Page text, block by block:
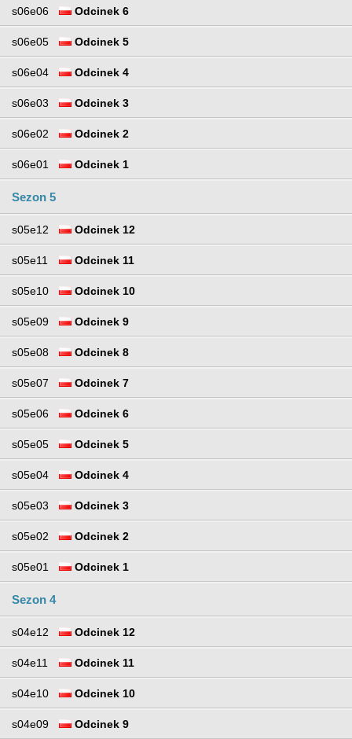
s06e06 Odcinek 6
s06e05 Odcinek 5
s06e04 Odcinek 4
s06e03 Odcinek 3
s06e02 Odcinek 2
s06e01 Odcinek 1
Sezon 5
s05e12 Odcinek 12
s05e11 Odcinek 11
s05e10 Odcinek 10
s05e09 Odcinek 9
s05e08 Odcinek 8
s05e07 Odcinek 7
s05e06 Odcinek 6
s05e05 Odcinek 5
s05e04 Odcinek 4
s05e03 Odcinek 3
s05e02 Odcinek 2
s05e01 Odcinek 1
Sezon 4
s04e12 Odcinek 12
s04e11 Odcinek 11
s04e10 Odcinek 10
s04e09 Odcinek 9